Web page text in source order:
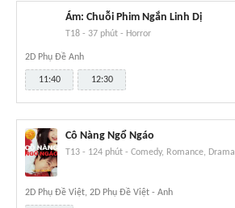
Ám: Chuỗi Phim Ngắn Linh Dị
T18 - 37 phút - Horror
2D Phụ Đề Anh
11:40 12:30
Cô Nàng Ngổ Ngáo
T13 - 124 phút - Comedy, Romance, Drama
2D Phụ Đề Việt, 2D Phụ Đề Việt - Anh